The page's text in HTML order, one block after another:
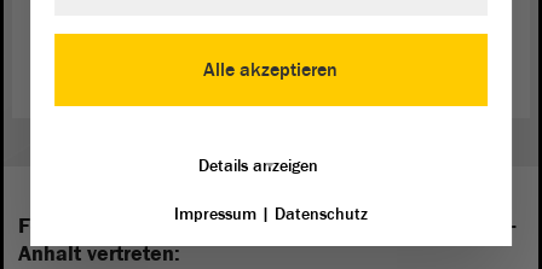
Folgende Fraktionen sind im Landtag von Sachsen-
Anhalt vertreten:
Alle akzeptieren
Details anzeigen
Impressum| Datenschutz